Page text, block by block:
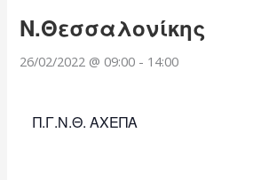
Ν.Θεσσαλονίκης
26/02/2022 @ 09:00 - 14:00
Π.Γ.Ν.Θ. ΑΧΕΠΑ